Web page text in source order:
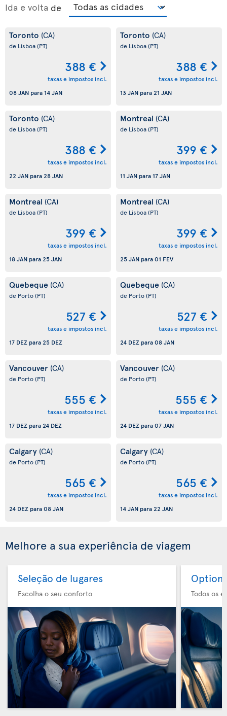
Ida e volta de
Toronto (CA)
de Lisboa(PT)
388 €
taxas e impostos incl.
08 JAN para 14 JAN
Toronto (CA)
de Lisboa(PT)
388 €
taxas e impostos incl.
13 JAN para21 JAN
Toronto (CA)
de Lisboa(PT)
388 €
taxas e impostos incl.
22 JAN para28 JAN
Montreal (CA)
de Lisboa(PT)
399 €
taxas e impostos incl.
11 JAN para 17 JAN
Montreal (CA)
de Lisboa(PT)
399 €
taxas e impostos incl.
18 JAN para25 JAN
Montreal (CA)
de Lisboa(PT)
399 €
taxas e impostos incl.
25 JAN para01 FEV
Quebeque (CA)
de Porto(PT)
527 €
taxas e impostos incl.
17 DEZ para25 DEZ
Quebeque (CA)
de Porto(PT)
527 €
taxas e impostos incl.
24 DEZ para08 JAN
Vancouver (CA)
de Porto(PT)
555 €
taxas e impostos incl.
17 DEZ para24 DEZ
Vancouver (CA)
de Porto(PT)
555 €
taxas e impostos incl.
24 DEZ para07 JAN
Calgary (CA)
de Porto(PT)
565 €
taxas e impostos incl.
24 DEZ para08 JAN
Calgary (CA)
de Porto(PT)
565 €
taxas e impostos incl.
14 JAN para22 JAN
Melhore a sua experiência de viagem
Seleção de lugares
Escolha o seu conforto
Option
Todos os